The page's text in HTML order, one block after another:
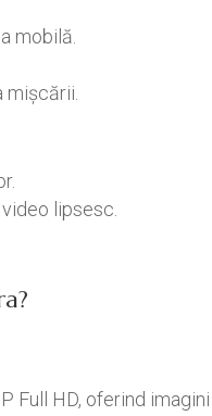
mobilă.
mișcării.
lipsesc.
Full HD, oferind imagini